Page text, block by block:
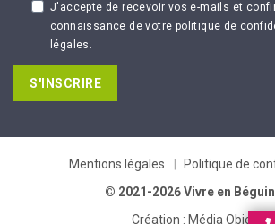
J'accepte de recevoir vos e-mails et
connaissance de votre politique de
légales.
S'INSCRIRE
Mentions légales
Politique de
© 2021-2026 Vivre en
Création : Média Objectif